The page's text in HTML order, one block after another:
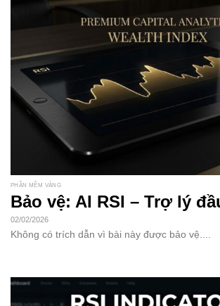
PHẦN MỀM VÀNG
Bảo vệ: AI RSI – Trợ lý
02/02/2026
Không có trích dẫn vì bài này được bảo vệ....